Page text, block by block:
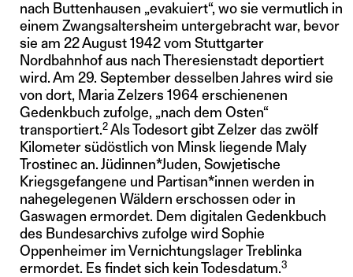
nach Buttenhausen „evakuiert“, wo sie vermutlich in
einem Zwangsaltersheim untergebracht war, bevor
sie am 22 August 1942 vom Stuttgarter
Nordbahnhof aus nach Theresienstadt deportiert
wird. Am 29. September desselben Jahres wird sie
von dort, Maria Zelzers 1964 erschienenen
Gedenkbuch zufolge, „nach dem Osten“
transportiert.2 Als Todesort gibt Zelzer das zwölf
Kilometer südöstlich von Minsk liegende Maly
Trostinec an. Jüdinnen*Juden, Sowjetische
Kriegsgefangene und Partisan*innen werden in
nahegelegenen Wäldern erschossen oder in
Gaswagen ermordet. Dem digitalen Gedenkbuch
des Bundesarchivs zufolge wird Sophie
Oppenheimer im Vernichtungslager Treblinka
ermordet. Es findet sich kein Todesdatum.3